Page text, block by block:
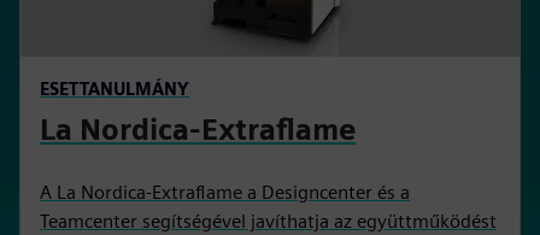
ESETTANULMÁNY
La Nordica-Extraflame
A La Nordica-Extraflame a Designcenter és a
Teamcenter segítségével javíthatja az együttműködést